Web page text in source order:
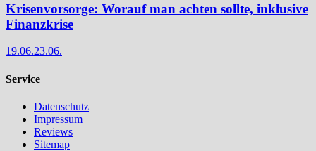
Krisenvorsorge: Worauf man achten sollte, inklusive
Finanzkrise
19.06.23.06.
Service
Datenschutz
Impressum
Reviews
Sitemap